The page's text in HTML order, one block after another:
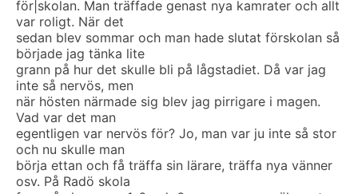
för|skolan. Man träffade genast nya kamrater och allt
var roligt. När det
sedan blev sommar och man hade slutat förskolan så
började jag tänka lite
grann på hur det skulle bli på lågstadiet. Då var jag
inte så nervös, men
när hösten närmade sig blev jag pirrigare i magen.
Vad var det man
egentligen var nervös för? Jo, man var ju inte så stor
och nu skulle man
börja ettan och få träffa sin lärare, träffa nya vänner
osv. På Radö skola